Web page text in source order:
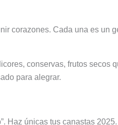
corazones. Cada una es un
conservas, frutos secos
para alegrar.
Haz únicas tus canastas